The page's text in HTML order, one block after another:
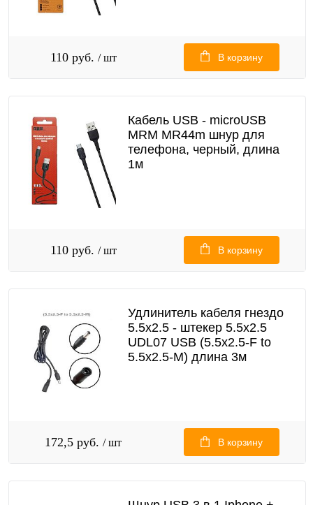
110 руб. / шт В корзину
Кабель USB - microUSB
MRM MR44m шнур для
телефона, черный, длина
1м
110 руб. / шт В корзину
Удлинитель кабеля гнездо
5.5x2.5 - штекер 5.5x2.5
UDL07 USB (5.5x2.5-F to
5.5x2.5-M) длина 3м
172,5 руб. / шт В корзину